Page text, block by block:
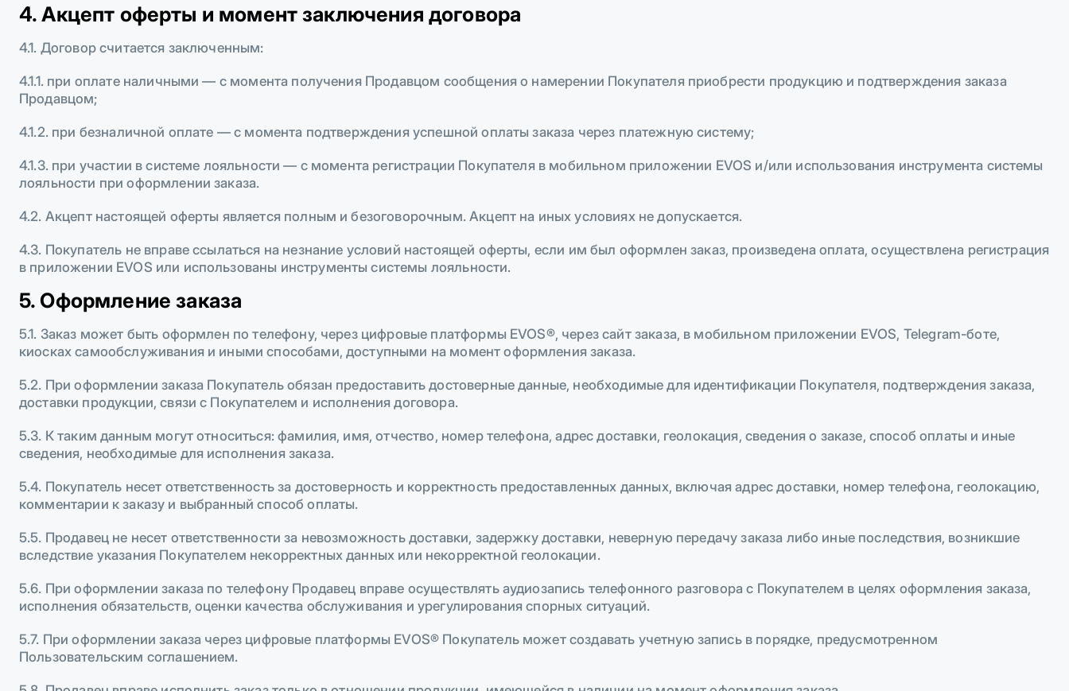
4. Акцепт оферты и момент заключения договора
4.1. Договор считается заключенным:
4.1.1. при оплате наличными — с момента получения Продавцом сообщения о намерении Покупателя приобрести продукцию и подтверждения заказа
Продавцом;
4.1.2. при безналичной оплате — с момента подтверждения успешной оплаты заказа через платежную систему;
4.1.3. при участии в системе лояльности — с момента регистрации Покупателя в мобильном приложении EVOS и/или использования инструмента системы
лояльности при оформлении заказа.
4.2. Акцепт настоящей оферты является полным и безоговорочным. Акцепт на иных условиях не допускается.
4.3. Покупатель не вправе ссылаться на незнание условий настоящей оферты, если им был оформлен заказ, произведена оплата, осуществлена регистрация
в приложении EVOS или использованы инструменты системы лояльности.
5. Оформление заказа
5.1. Заказ может быть оформлен по телефону, через цифровые платформы EVOS®, через сайт заказа, в мобильном приложении EVOS, Telegram-боте,
киосках самообслуживания и иными способами, доступными на момент оформления заказа.
5.2. При оформлении заказа Покупатель обязан предоставить достоверные данные, необходимые для идентификации Покупателя, подтверждения заказа,
доставки продукции, связи с Покупателем и исполнения договора.
5.3. К таким данным могут относиться: фамилия, имя, отчество, номер телефона, адрес доставки, геолокация, сведения о заказе, способ оплаты и иные
сведения, необходимые для исполнения заказа.
5.4. Покупатель несет ответственность за достоверность и корректность предоставленных данных, включая адрес доставки, номер телефона, геолокацию,
комментарии к заказу и выбранный способ оплаты.
5.5. Продавец не несет ответственности за невозможность доставки, задержку доставки, неверную передачу заказа либо иные последствия, возникшие
вследствие указания Покупателем некорректных данных или некорректной геолокации.
5.6. При оформлении заказа по телефону Продавец вправе осуществлять аудиозапись телефонного разговора с Покупателем в целях оформления заказа,
исполнения обязательств, оценки качества обслуживания и урегулирования спорных ситуаций.
5.7. При оформлении заказа через цифровые платформы EVOS® Покупатель может создавать учетную запись в порядке, предусмотренном
Пользовательским соглашением.